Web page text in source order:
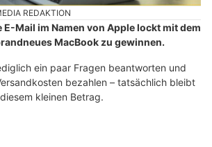
REDAKTION
Mail im Namen von Apple lockt mit dem
MacBook zu gewinnen.
ein paar Fragen beantworten und
bezahlen – tatsächlich bleibt
kleinen Betrag.